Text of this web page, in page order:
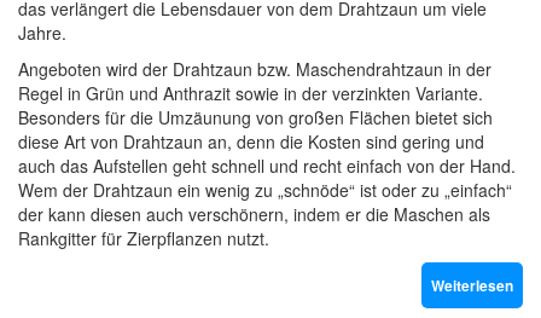
das verlängert die Lebensdauer von dem Drahtzaun um viele
Jahre.
Angeboten wird der Drahtzaun bzw. Maschendrahtzaun in der
Regel in Grün und Anthrazit sowie in der verzinkten Variante.
Besonders für die Umzäunung von großen Flächen bietet sich
diese Art von Drahtzaun an, denn die Kosten sind gering und
auch das Aufstellen geht schnell und recht einfach von der Hand.
Wem der Drahtzaun ein wenig zu „schnöde“ ist oder zu „einfach“
der kann diesen auch verschönern, indem er die Maschen als
Rankgitter für Zierpflanzen nutzt.
Weiterlesen